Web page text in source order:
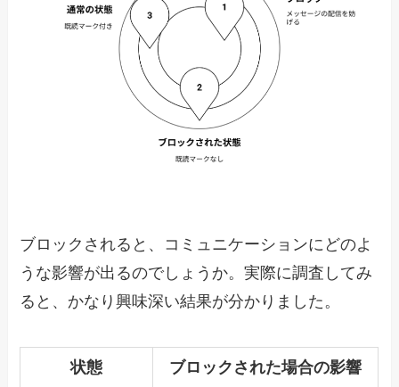
ブロックされると、コミュニケーションにどのよ
うな影響が出るのでしょうか。実際に調査してみ
ると、かなり興味深い結果が分かりました。
状態 ブロックされた場合の影響